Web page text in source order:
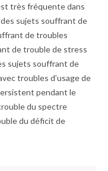
très fréquente dans
sujets souffrant de
de troubles
de trouble de stress
sujets souffrant de
troubles d’usage de
pendant le
du spectre
du déficit de